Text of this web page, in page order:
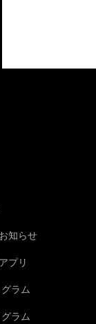
知らせ
プリ
ラム
ラム